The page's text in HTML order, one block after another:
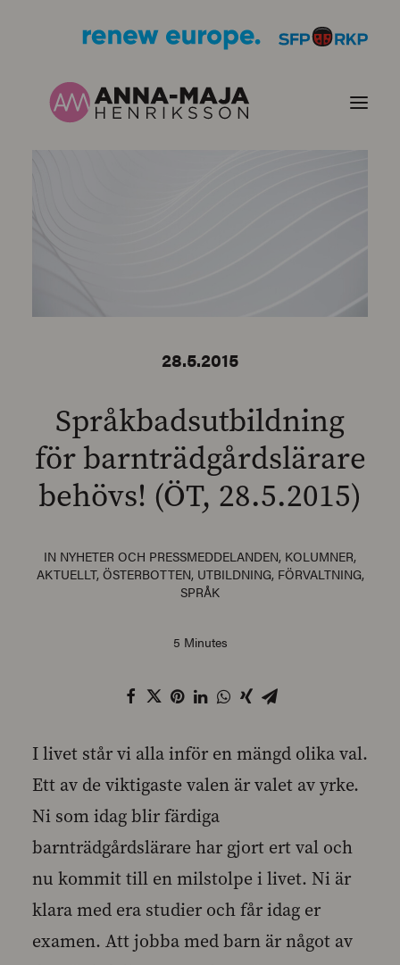
SEARCH
28.5.2015
Språkbadsutbildning
för barnträdgårdslärare
behövs! (ÖT, 28.5.2015)
IN NYHETER OCH PRESSMEDDELANDEN, KOLUMNER,
AKTUELLT, ÖSTERBOTTEN, UTBILDNING, FÖRVALTNING,
SPRÅK
5 Minutes
I livet står vi alla inför en mängd olika val.
Ett av de viktigaste valen är valet av yrke.
Ni som idag blir färdiga
barnträdgårdslärare har gjort ert val och
nu kommit till en milstolpe i livet. Ni är
klara med era studier och får idag er
examen. Att jobba med barn är något av